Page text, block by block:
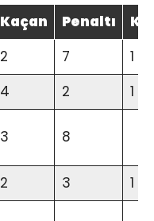
Kaçan Penaltı
2 7
1
4 2
1
3 8
2 3
1